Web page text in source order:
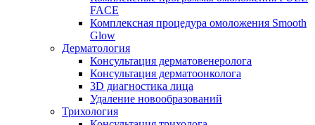
FACE
Комплексная процедура омоложения Smooth
Glow
Дерматология
Консультация дерматовенеролога
Консультация дерматоонколога
3D диагностика лица
Удаление новообразований
Трихология